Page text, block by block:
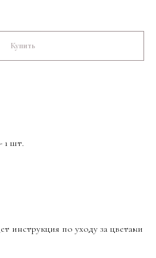
Купить
1 шт.
инструкция по уходу за цветами